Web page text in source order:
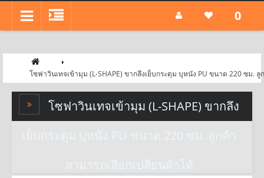
0
โซฟาวินเทจเข้ามุม (L-SHAPE) ขากลึงเย็บกระดุม บุหนัง PU ขนาด 220 ซม. ลู
โซฟาวินเทจเข้ามุม (L-SHAPE) ขากลึง
เย็บกระดุม บุหนัง PU ขนาด 220 ซม. ลูกค้า
สามารถเลือกเปลี่ยนผ้าได้